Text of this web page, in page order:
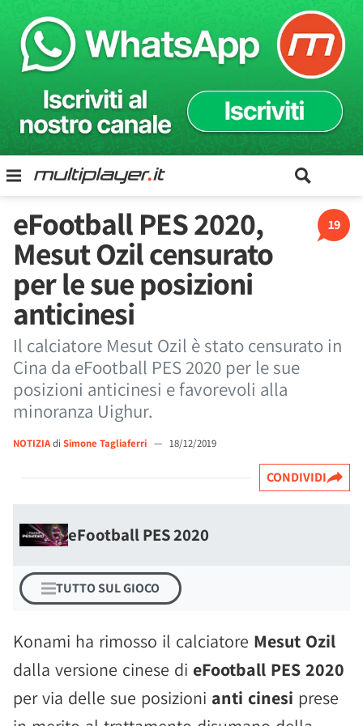
19
eFootball PES 2020,
Mesut Ozil censurato
per le sue posizioni
anticinesi
Il calciatore Mesut Ozil è stato censurato in
Cina da eFootball PES 2020 per le sue
posizioni anticinesi e favorevoli alla
minoranza Uighur.
NOTIZIAdi Simone Tagliaferri — 18/12/2019
CONDIVIDI
eFootball PES 2020
TUTTO SUL GIOCO
Konami ha rimosso il calciatore Mesut Ozil
dalla versione cinese di eFootball PES 2020
per via delle sue posizioni anti cinesi prese